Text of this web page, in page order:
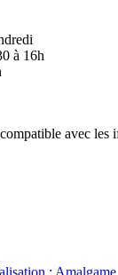
à 16h
avec les